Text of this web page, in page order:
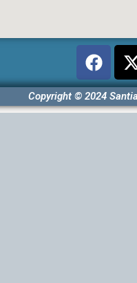
Copyright © 2024